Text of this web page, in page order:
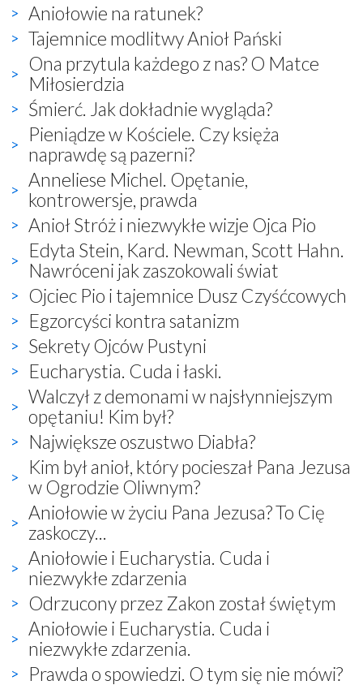
Aniołowie na ratunek?
Tajemnice modlitwy Anioł Pański
Ona przytula każdego z nas? O Matce
Miłosierdzia
Śmierć. Jak dokładnie wygląda?
Pieniądze w Kościele. Czy księża
naprawdę są pazerni?
Anneliese Michel. Opętanie,
kontrowersje, prawda
Anioł Stróż i niezwykłe wizje Ojca Pio
Edyta Stein, Kard. Newman, Scott Hahn.
Nawróceni jak zaszokowali świat
Ojciec Pio i tajemnice Dusz Czyśćcowych
Egzorcyści kontra satanizm
Sekrety Ojców Pustyni
Eucharystia. Cuda i łaski.
Walczył z demonami w najsłynniejszym
opętaniu! Kim był?
Największe oszustwo Diabła?
Kim był anioł, który pocieszał Pana Jezusa
w Ogrodzie Oliwnym?
Aniołowie w życiu Pana Jezusa? To Cię
zaskoczy...
Aniołowie i Eucharystia. Cuda i
niezwykłe zdarzenia
Odrzucony przez Zakon został świętym
Aniołowie i Eucharystia. Cuda i
niezwykłe zdarzenia.
Prawda o spowiedzi. O tym się nie mówi?